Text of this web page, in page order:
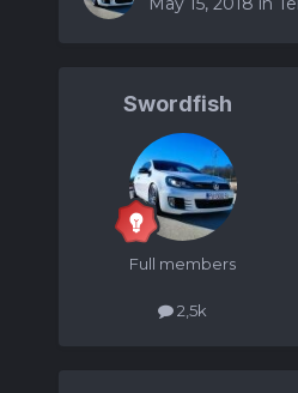
Swordfish
Full members
2,5k